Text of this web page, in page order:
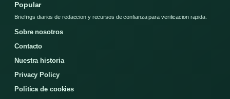
Popular
Briefings diarios de redaccion y recursos de confianza para verificacion rapida.
Sobre nosotros
Contacto
Nuestra historia
Privacy Policy
Politica de cookies